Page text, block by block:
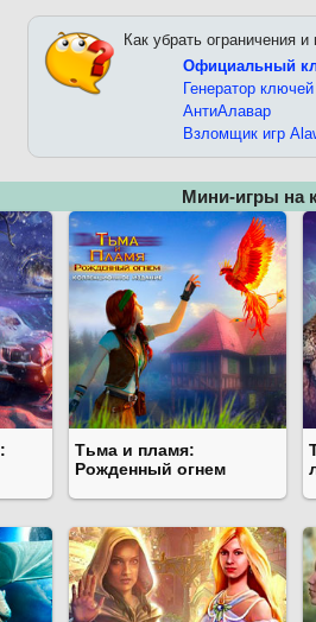
Как убрать ограничения
Официальный
Генератор
АнтиАлавар
Взломщик игр
Мини-игры на
Тьма и пламя:
Рожденный огнем